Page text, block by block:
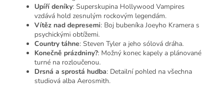
Upíří deníky: Superskupina Hollywood Vampires
vzdává hold zesnulým rockovým legendám.
Vítěz nad depresemi: Boj bubeníka Joeyho Kramera s
psychickými obtížemi.
Country táhne: Steven Tyler a jeho sólová dráha.
Konečně prázdniny?: Možný konec kapely a plánované
turné na rozloučenou.
Drsná a sprostá hudba: Detailní pohled na všechna
studiová alba Aerosmith.